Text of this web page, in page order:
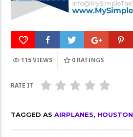
115 VIEWS 0 RATINGS
RATE IT
TAGGED ASAIRPLANES, HOUSTON